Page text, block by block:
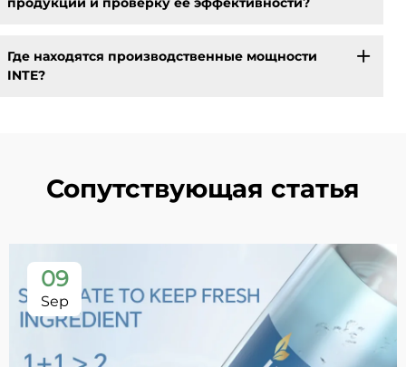
Где находятся производственные мощности
INTE?
Сопутствующая статья
09
Sep